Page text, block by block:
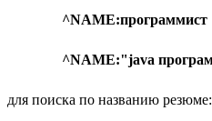
^NAME:программист
^NAME:"java
для поиска по названию резюме: